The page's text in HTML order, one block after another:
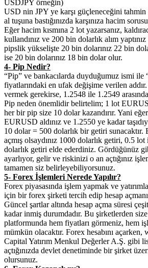
USDJPY örneğin)
USD nin JPY ye karşı güçleneceğini
al tuşuna bastığınızda karşınıza hacim
Eğer hacim kısmına 2 lot yazarsanız,
kullandınız ve 200 bin dolarlık alım
pipslik yükselişte 20 bin dolarınız 22 bin
ise 20 bin dolarınız 18 bin dolar olur.
4- Pip Nedir?
“Pip” ve bankacılarda duyduğumuz ismi ile
fiyatlarındaki en ufak değişime verilen
vermek gerekirse, 1.2548 ile 1.2549
Pip neden önemlidir belirtelim; 1 lot
her bir pip size 10 dolar kazandırır. Yani
EURUSD aldınız ve 1.2550 ye kadar
10 dolar = 500 dolarlık bir getiri sunacaktır.
açmış olsaydınız 1000 dolarlık getiri, 0.5 lot
dolarlık getiri elde ederdiniz. Gördüğünüz
ayarlıyor, gelir ve riskinizi o an açtığınız
tamamen siz belirleyebiliyorsunuz.
5- Forex İşlemleri Nerede Yapılır?
Forex piyasasında işlem yapmak ve
için bir forex şirketi tercih edip hesap
Güncel şartlar altında hesap açma süresi
kadar inmiş durumdadır. Bu şirketlerden
platformunda hem fiyatları görmeniz, hem
mümkün olacaktır. Forex hesabını
Capital Yatırım Menkul Değerler A.Ş. gibi
açtığınızda devlet denetiminde bir şirket
olursunuz.